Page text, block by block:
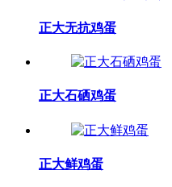
正大无抗鸡蛋
正大石硒鸡蛋
正大鲜鸡蛋